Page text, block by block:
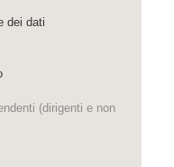
dei dati
(dirigenti e non